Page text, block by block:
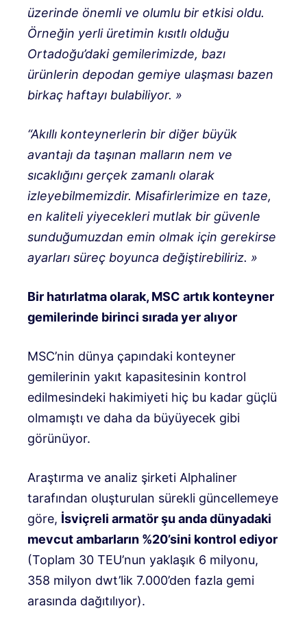
üzerinde önemli ve olumlu bir etkisi oldu.
Örneğin yerli üretimin kısıtlı olduğu
Ortadoğu’daki gemilerimizde, bazı
ürünlerin depodan gemiye ulaşması bazen
birkaç haftayı bulabiliyor. »
“Akıllı konteynerlerin bir diğer büyük
avantajı da taşınan malların nem ve
sıcaklığını gerçek zamanlı olarak
izleyebilmemizdir. Misafirlerimize en taze,
en kaliteli yiyecekleri mutlak bir güvenle
sunduğumuzdan emin olmak için gerekirse
ayarları süreç boyunca değiştirebiliriz. »
Bir hatırlatma olarak, MSC artık konteyner
gemilerinde birinci sırada yer alıyor
MSC’nin dünya çapındaki konteyner
gemilerinin yakıt kapasitesinin kontrol
edilmesindeki hakimiyeti hiç bu kadar güçlü
olmamıştı ve daha da büyüyecek gibi
görünüyor.
Araştırma ve analiz şirketi Alphaliner
tarafından oluşturulan sürekli güncellemeye
göre, İsviçreli armatör şu anda dünyadaki
mevcut ambarların %20’sini kontrol ediyor
(Toplam 30 TEU’nun yaklaşık 6 milyonu,
358 milyon dwt’lik 7.000’den fazla gemi
arasında dağıtılıyor).